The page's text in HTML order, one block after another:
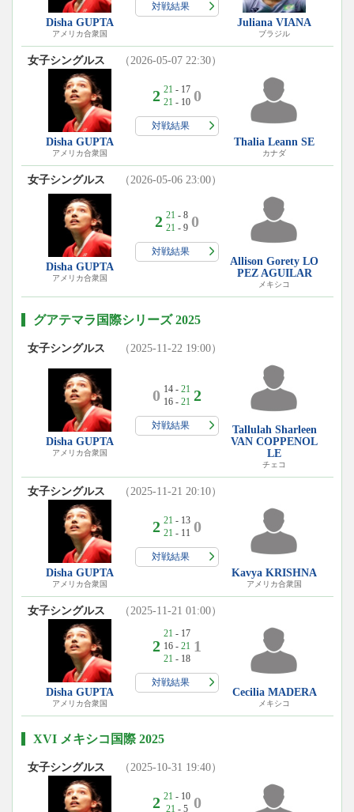
Disha GUPTA
アメリカ合衆国
対戦結果
Juliana VIANA
ブラジル
女子シングルス （2026-05-07 22:30）
Disha GUPTA
アメリカ合衆国
2 21 - 17
21 - 10 0
対戦結果
Thalia Leann SE
カナダ
女子シングルス （2026-05-06 23:00）
Disha GUPTA
アメリカ合衆国
2 21 - 8
21 - 9 0
対戦結果
Allison Gorety LO
PEZ AGUILAR
メキシコ
グアテマラ国際シリーズ 2025
女子シングルス （2025-11-22 19:00）
Disha GUPTA
アメリカ合衆国
0 14 - 21
16 - 21 2
対戦結果
Tallulah Sharleen
VAN COPPENOL
LE
チェコ
女子シングルス （2025-11-21 20:10）
Disha GUPTA
アメリカ合衆国
2 21 - 13
21 - 11 0
対戦結果
Kavya KRISHNA
アメリカ合衆国
女子シングルス （2025-11-21 01:00）
Disha GUPTA
アメリカ合衆国
2
21 - 17
16 - 21
21 - 18
1
対戦結果
Cecilia MADERA
メキシコ
XVI メキシコ国際 2025
女子シングルス （2025-10-31 19:40）
2 21 - 10
21 - 5 0